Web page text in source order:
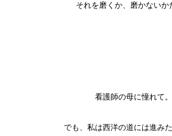
それを磨くか、磨かないか
看護師の母に憧れて。
でも、私は西洋の道には進み